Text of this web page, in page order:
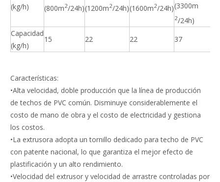
(kg/h)
(800m2/24h)(1200m2/24h)(1600m2/24h)(3300m
2/24h)
Capacidad
(kg/h)
15 22 22 37
Características:
•Alta velocidad, doble producción que la línea de producción
de techos de PVC común. Disminuye considerablemente el
costo de mano de obra y el costo de electricidad y gestiona
los costos.
•La extrusora adopta un tornillo dedicado para techo de PVC
con patente nacional, lo que garantiza el mejor efecto de
plastificación y un alto rendimiento.
•Velocidad del extrusor y velocidad de arrastre controladas por